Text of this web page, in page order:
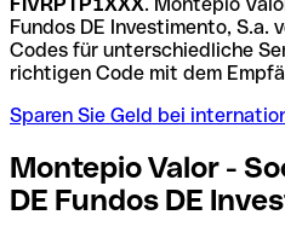
Fundos DE Investimento, S.a.
Codes für unterschiedliche
richtigen Code mit dem
Sparen Sie Geld bei
Montepio Valor -
DE Fundos DE